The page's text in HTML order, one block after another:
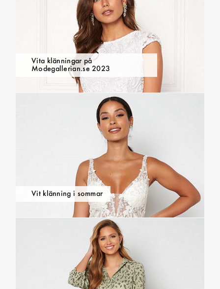
Vita klänningar på
Modegallerian.se 2023
Vit klänning i sommar